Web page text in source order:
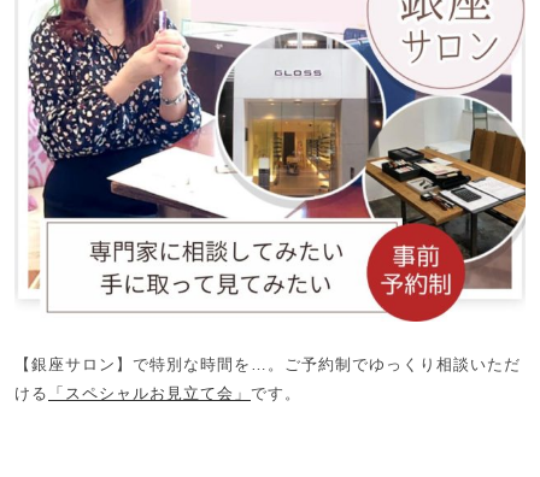
【銀座サロン】で特別な時間を…。ご予約制でゆっくり相談いただ
ける 「スペシャルお見立て会」 です。